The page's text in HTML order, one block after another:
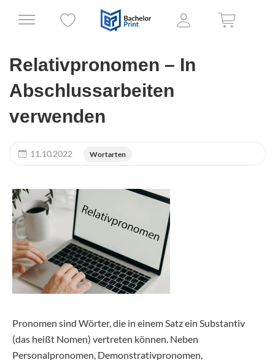
Relativpronomen – In
Abschlussarbeiten
verwenden
11.10.2022 Wortarten
Pronomen sind Wörter, die in einem Satz ein Substantiv
(das heißt Nomen) vertreten können. Neben
Personalpronomen, Demonstrativpronomen,